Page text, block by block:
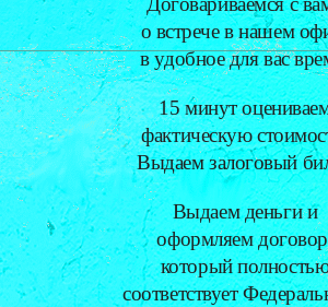
о встрече в нашем
в удобное для вас
15 минут
фактическую
Выдаем залоговый
Выдаем деньги и
оформляем
который
соответствует